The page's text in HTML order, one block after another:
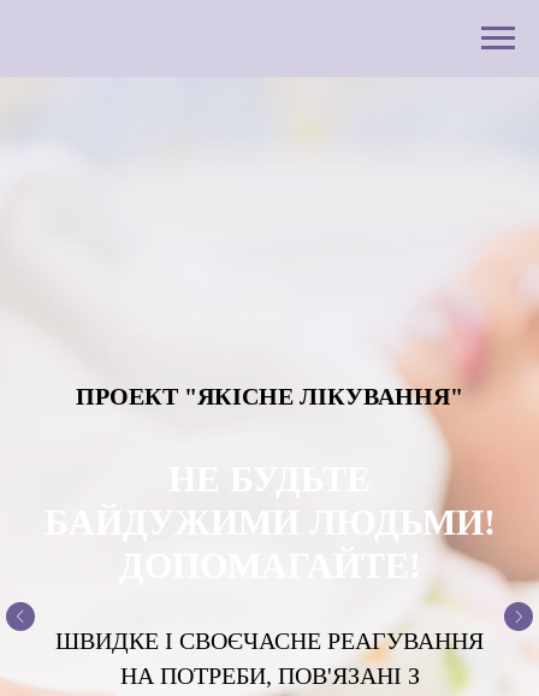
ПРОЕКТ "ЯКІСНЕ ЛІКУВАННЯ"
БАЙДУЖИМИ ЛЮДЬМИ!
ШВИДКЕ І СВОЄЧАСНЕ РЕАГУВАННЯ
НА ПОТРЕБИ, ПОВ'ЯЗАНІ З